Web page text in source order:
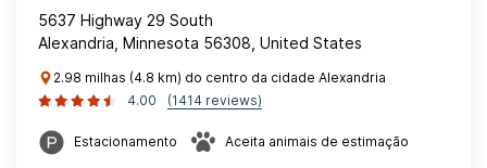
5637 Highway 29 South
Alexandria, Minnesota 56308, United States
2.98 milhas (4.8 km) do centro da cidade Alexandria
4.00
(1414 reviews)
Estacionamento Aceita animais de estimação